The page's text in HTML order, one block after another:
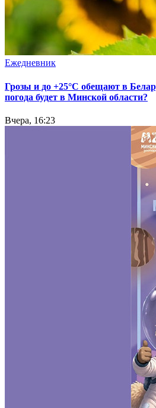
Ежедневник
Грозы и до +25°С обещают в
погода будет в Минской области?
Вчера, 16:23